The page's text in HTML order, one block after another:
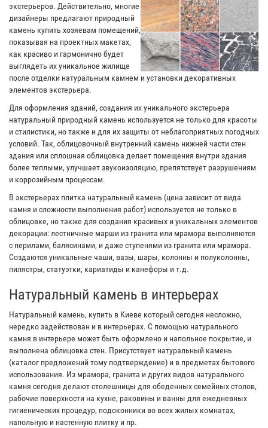
экстерьеров. Действительно, многие
дизайнеры предлагают природный
камень купить хозяевам помещений,
показывая на проектных макетах,
как красиво и гармонично будет
выглядеть их уникальное жилище
после отделки натуральным камнем и установки декоративных
элементов экстерьера.
Для оформления зданий, создания их уникального экстерьера
натуральный природный камень используется не только для красоты
и стилистики, но также и для их защиты от неблагоприятных погодных
условий. Так, облицовочный внутренний камень нижней части стен
здания или сплошная облицовка делает помещения внутри здания
более теплыми, улучшает звукоизоляцию, препятствует разрушениям
и коррозийным процессам.
В экстерьерах плитка натуральный камень (цена зависит от вида
камня и сложности выполнения работ) используется не только в
облицовке, но также для создания красивых и уникальных элементов
декорации: лестничные марши из гранита или мрамора выполняются
с перилами, балясинами, и даже ступенями из гранита или мрамора.
Создаются уникальные чаши, вазы, шары, колонны и полуколонны,
пилястры, статуэтки, кариатиды и канефоры и т.д.
Натуральный камень в интерьерах
Натуральный камень, купить в Киеве который сегодня несложно,
нередко задействован и в интерьерах. С помощью натурального
камня в интерьере может быть оформлено и напольное покрытие, и
выполнена облицовка стен. Присутствует натуральный камень
(каталог предложений тому подтверждение) и в предметах бытового
использования. Из мрамора, гранита и других видов натурального
камня сегодня делают столешницы для обеденных семейных столов,
рабочие поверхности на кухне, раковины и ванны для ежедневных
гигиенических процедур, подоконники во всех жилых комнатах,
напольную и настенную плитку и пр.